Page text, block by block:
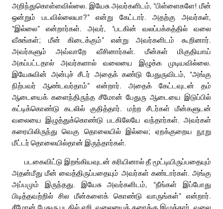
அறிந்துகொள்ளவில்லை. இயேசு அவர்களிடம், “பிள்ளைகளே! மீன்
ஒன்றும் படவில்லையா?” என்று கேட்டார். அதற்கு அவர்கள்,
“இல்லை” என்றார்கள். அவர், “படகின் வலப்பக்கத்தில் வலை
வீசுங்கள்; மீன் கிடைக்கும்” என்று அவர்களிடம் கூறினார்.
அவர்களும் அவ்வாறே வீசினார்கள். மீன்கள் மிகுதியாய்
அகப்பட்டதால் அவர்களால் வலையை இழுக்க முடியவில்லை.
இயேசுவின் அன்புச் சீடர் அதைக் கண்டு பேதுருவிடம், “அங்கு
நிற்பவர் ஆண்டவர்தாம்” என்றார். அதைக் கேட்டவுடன் தம்
ஆடையைக் களைந்திருந்த சீமோன் பேதுரு ஆடையை இடுப்பில்
கட்டிக்கொண்டு கடலில் குதித்தார். மற்ற சீடர்கள் மீன்களுடன்
வலையை இழுத்துக்கொண்டு படகிலேயே வந்தார்கள். அவர்கள்
கரையிலிருந்து வெகு தொலையில் இல்லை; ஏறக்குறைய நூறு
மீட்டர் தொலையில்தான் இருந்தார்கள்.
படகைவிட்டு இறங்கியவுடன் கரியினால் தீ மூட்டியிருப்பதையும்
அதன்மீது மீன் வைத்திருப்பதையும் அவர்கள் கண்டார்கள். அங்கு
அப்பமும் இருந்தது. இயேசு அவர்களிடம், “நீங்கள் இப்போது
பிடித்தவற்றில் சில மீன்களைக் கொண்டு வாருங்கள்” என்றார்.